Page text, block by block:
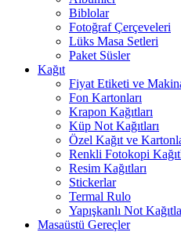
Biblolar
Fotoğraf Çerçeveleri
Lüks Masa Setleri
Paket Süsler
Kağıt
Fiyat Etiketi ve
Fon Kartonları
Krapon Kağıtları
Küp Not Kağıtları
Özel Kağıt ve
Renkli Fotokopi
Resim Kağıtları
Stickerlar
Termal Rulo
Yapışkanlı Not
Masaüstü Gereçler